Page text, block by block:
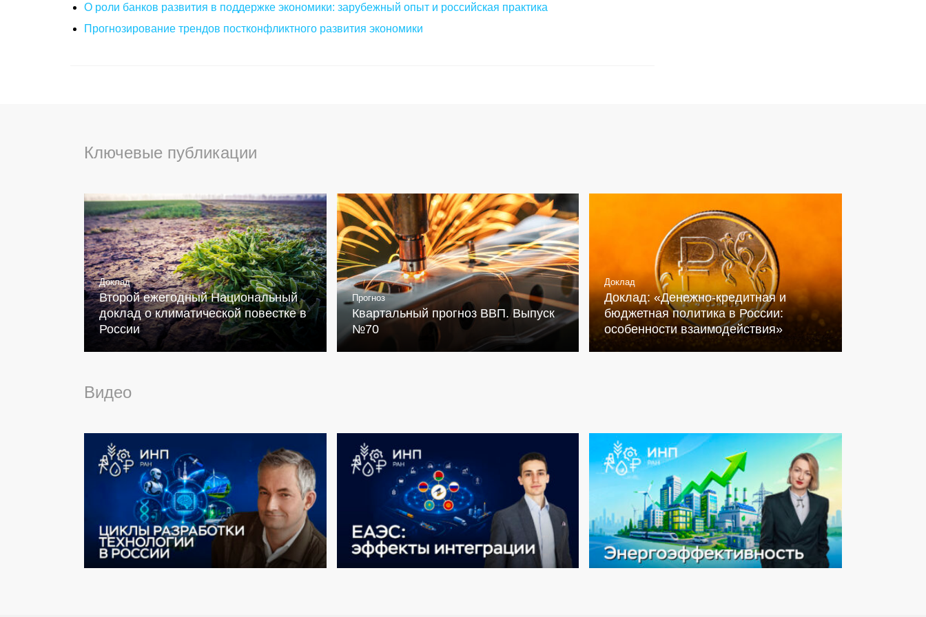
О роли банков развития в поддержке экономики: зарубежный опыт и российская практика
Прогнозирование трендов постконфликтного развития экономики
Ключевые публикации
Доклад
Второй ежегодный Национальный
доклад о климатической повестке в
России
Прогноз
Квартальный прогноз ВВП. Выпуск
№70
Доклад
Доклад: «Денежно-кредитная и
бюджетная политика в России:
особенности взаимодействия»
Видео